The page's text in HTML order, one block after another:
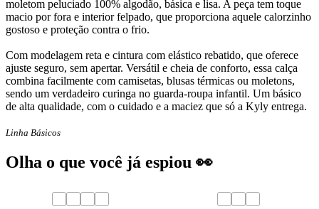
moletom peluciado 100% algodão, básica e lisa. A peça tem toque
macio por fora e interior felpado, que proporciona aquele calorzinho
gostoso e proteção contra o frio.
Com modelagem reta e cintura com elástico rebatido, que oferece
ajuste seguro, sem apertar. Versátil e cheia de conforto, essa calça
combina facilmente com camisetas, blusas térmicas ou moletons,
sendo um verdadeiro curinga no guarda-roupa infantil. Um básico
de alta qualidade, com o cuidado e a maciez que só a Kyly entrega.
Linha Básicos
Olha o que você já espiou 👀